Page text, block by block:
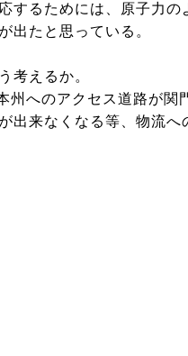
るためには、原子力の
たと思っている。
考えるか。
へのアクセス道路が関
来なくなる等、物流へ